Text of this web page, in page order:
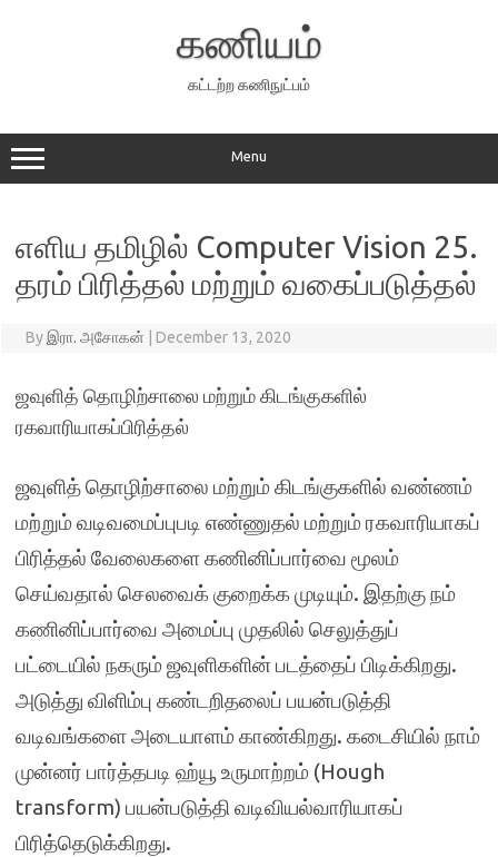
கணியம்
கட்டற்ற கணிநுட்பம்
Menu
எளிய தமிழில் Computer Vision 25.
தரம் பிரித்தல் மற்றும் வகைப்படுத்தல்
By இரா. அசோகன் December 13, 2020
ஜவுளித் தொழிற்சாலை மற்றும் கிடங்குகளில்
ரகவாரியாகப்பிரித்தல்
ஜவுளித் தொழிற்சாலை மற்றும் கிடங்குகளில் வண்ணம்
மற்றும் வடிவமைப்புபடி எண்ணுதல் மற்றும் ரகவாரியாகப்
பிரித்தல் வேலைகளை கணினிப்பார்வை மூலம்
செய்வதால் செலவைக் குறைக்க முடியும். இதற்கு நம்
கணினிப்பார்வை அமைப்பு முதலில் செலுத்துப்
பட்டையில் நகரும் ஜவுளிகளின் படத்தைப் பிடிக்கிறது.
அடுத்து விளிம்பு கண்டறிதலைப் பயன்படுத்தி
வடிவங்களை அடையாளம் காண்கிறது. கடைசியில் நாம்
முன்னர் பார்த்தபடி ஹ்யூ உருமாற்றம் (Hough
transform) பயன்படுத்தி வடிவியல்வாரியாகப்
பிரித்தெடுக்கிறது.